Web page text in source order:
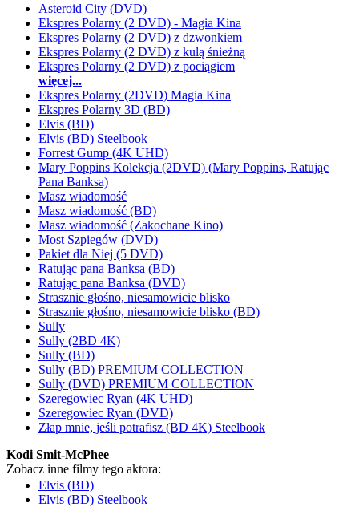
Asteroid City (DVD)
Ekspres Polarny (2 DVD) - Magia Kina
Ekspres Polarny (2 DVD) z dzwonkiem
Ekspres Polarny (2 DVD) z kulą śnieżną
Ekspres Polarny (2 DVD) z pociągiem
więcej...
Ekspres Polarny (2DVD) Magia Kina
Ekspres Polarny 3D (BD)
Elvis (BD)
Elvis (BD) Steelbook
Forrest Gump (4K UHD)
Mary Poppins Kolekcja (2DVD) (Mary Poppins, Ratując
Pana Banksa)
Masz wiadomość
Masz wiadomość (BD)
Masz wiadomość (Zakochane Kino)
Most Szpiegów (DVD)
Pakiet dla Niej (5 DVD)
Ratując pana Banksa (BD)
Ratując pana Banksa (DVD)
Strasznie głośno, niesamowicie blisko
Strasznie głośno, niesamowicie blisko (BD)
Sully
Sully (2BD 4K)
Sully (BD)
Sully (BD) PREMIUM COLLECTION
Sully (DVD) PREMIUM COLLECTION
Szeregowiec Ryan (4K UHD)
Szeregowiec Ryan (DVD)
Złap mnie, jeśli potrafisz (BD 4K) Steelbook
Kodi Smit-McPhee
Zobacz inne filmy tego aktora:
Elvis (BD)
Elvis (BD) Steelbook